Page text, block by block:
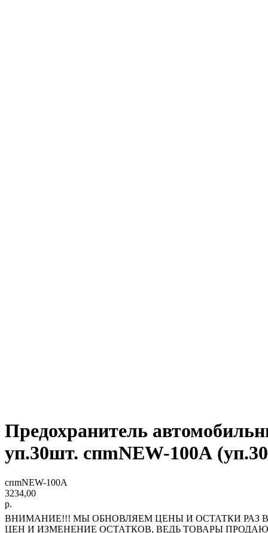
Предохранитель
уп.30шт. спmNEW-100А
спmNEW-100А
3234,00
р.
ВНИМАНИЕ!!! МЫ ОБНОВЛЯЕМ ЦЕНЫ И ОСТАТКИ РАЗ
ЦЕН И ИЗМЕНЕНИЕ ОСТАТКОВ, ВЕДЬ ТОВАРЫ